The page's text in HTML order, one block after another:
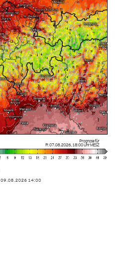
Prognose für
Fr. 07.08.2026,18:00 UhrMESZ
09.08.2026 14:00